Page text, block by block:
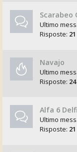
Scarabeo
Ultimo
Risposte: 21
Navajo
Ultimo
Risposte: 24
Alfa 6
Ultimo
Risposte: 21